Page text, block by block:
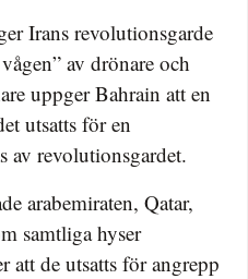
Irans revolutionsgarde
av drönare och
uppger Bahrain att en
utsatts för en
av revolutionsgardet.
arabemiraten, Qatar,
samtliga hyser
att de utsatts för angrepp